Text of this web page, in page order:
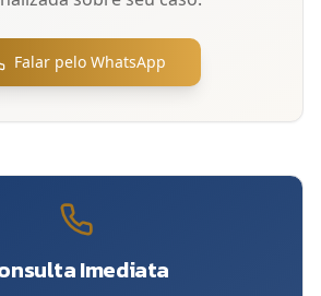
Falar pelo WhatsApp
Imediata